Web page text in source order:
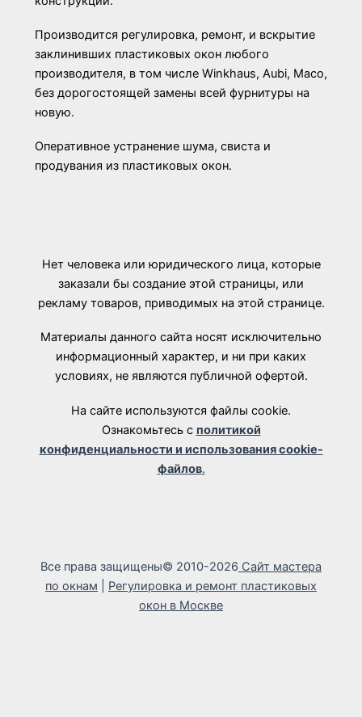
Производится регулировка, ремонт, и вскрытие
заклинивших пластиковых окон любого
производителя, в том числе Winkhaus, Aubi, Maco,
без дорогостоящей замены всей фурнитуры на
новую.
Оперативное устранение шума, свиста и
продувания из пластиковых окон.
Нет человека или юридического лица, которые
заказали бы создание этой страницы, или
рекламу товаров, приводимых на этой странице.
Материалы данного сайта носят исключительно
информационный характер, и ни при каких
условиях, не являются публичной офертой.
На сайте используются файлы cookie.
Ознакомьтесь с политикой
конфиденциальности и использования cookie-
файлов.
Все права защищены© 2010-2026 Сайт мастера
по окнам
Регулировка и ремонт пластиковых
окон в Москве